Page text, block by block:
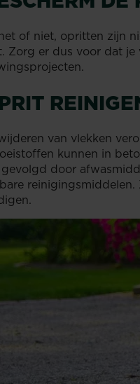
of niet, opritten zijn
Zorg er dus voor dat
van vlekken
kunnen in
gevolgd door